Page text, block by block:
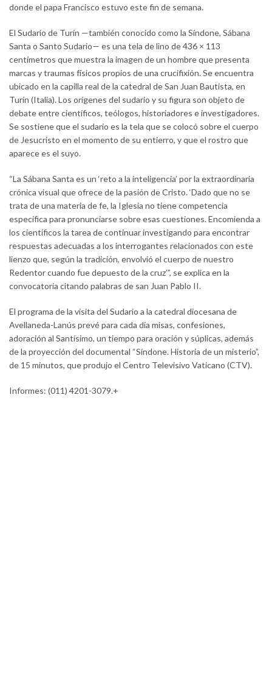
donde el papa Francisco estuvo este fin de semana.
El Sudario de Turín —también conocido como la Síndone, Sábana
Santa o Santo Sudario— es una tela de lino de 436 × 113
centímetros que muestra la imagen de un hombre que presenta
marcas y traumas físicos propios de una crucifixión. Se encuentra
ubicado en la capilla real de la catedral de San Juan Bautista, en
Turín (Italia). Los orígenes del sudario y su figura son objeto de
debate entre científicos, teólogos, historiadores e investigadores.
Se sostiene que el sudario es la tela que se colocó sobre el cuerpo
de Jesucristo en el momento de su entierro, y que el rostro que
aparece es el suyo.
“La Sábana Santa es un ‘reto a la inteligencia’ por la extraordinaria
crónica visual que ofrece de la pasión de Cristo. ‘Dado que no se
trata de una materia de fe, la Iglesia no tiene competencia
específica para pronunciarse sobre esas cuestiones. Encomienda a
los científicos la tarea de continuar investigando para encontrar
respuestas adecuadas a los interrogantes relacionados con este
lienzo que, según la tradición, envolvió el cuerpo de nuestro
Redentor cuando fue depuesto de la cruz’”, se explica en la
convocatoria citando palabras de san Juan Pablo II.
El programa de la visita del Sudario a la catedral diocesana de
Avellaneda-Lanús prevé para cada día misas, confesiones,
adoración al Santísimo, un tiempo para oración y súplicas, además
de la proyección del documental “Síndone. Historia de un misterio”,
de 15 minutos, que produjo el Centro Televisivo Vaticano (CTV).
Informes: (011) 4201-3079.+